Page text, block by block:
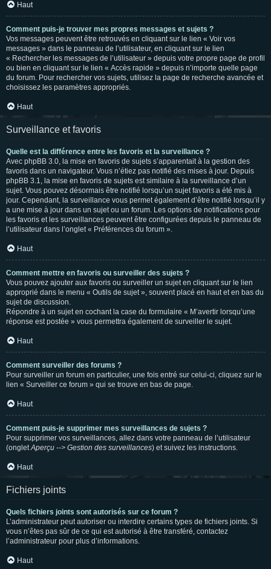
Haut
Comment puis-je trouver mes propres messages et sujets ?
Vos messages peuvent être retrouvés en cliquant sur le lien « Voir vos
messages » dans le panneau de l’utilisateur, en cliquant sur le lien
« Rechercher les messages de l’utilisateur » depuis votre propre page de profil
ou bien en cliquant sur le lien « Accès rapide » depuis n’importe quelle page
du forum. Pour rechercher vos sujets, utilisez la page de recherche avancée et
choisissez les paramètres appropriés.
Haut
Surveillance et favoris
Quelle est la différence entre les favoris et la surveillance ?
Avec phpBB 3.0, la mise en favoris de sujets s’apparentait à la gestion des
favoris dans un navigateur. Vous n’étiez pas notifié des mises à jour. Depuis
phpBB 3.1, la mise en favoris de sujets est similaire à la surveillance d’un
sujet. Vous pouvez désormais être notifié lorsqu’un sujet favoris a été mis à
jour. Cependant, la surveillance vous permet également d’être notifié lorsqu’il y
a une mise à jour dans un sujet ou un forum. Les options de notifications pour
les favoris et les surveillances peuvent être configurées depuis le panneau de
l’utilisateur dans l’onglet « Préférences du forum ».
Haut
Comment mettre en favoris ou surveiller des sujets ?
Vous pouvez ajouter aux favoris ou surveiller un sujet en cliquant sur le lien
approprié dans le menu « Outils de sujet », souvent placé en haut et en bas du
sujet de discussion.
Répondre à un sujet en cochant la case du formulaire « M’avertir lorsqu’une
réponse est postée » vous permettra également de surveiller le sujet.
Haut
Comment surveiller des forums ?
Pour surveiller un forum en particulier, une fois entré sur celui-ci, cliquez sur le
lien « Surveiller ce forum » qui se trouve en bas de page.
Haut
Comment puis-je supprimer mes surveillances de sujets ?
Pour supprimer vos surveillances, allez dans votre panneau de l’utilisateur
(ongletAperçu --> Gestion des surveillances) et suivez les instructions.
Haut
Fichiers joints
Quels fichiers joints sont autorisés sur ce forum ?
L’administrateur peut autoriser ou interdire certains types de fichiers joints. Si
vous n’êtes pas sûr de ce qui est autorisé à être transféré, contactez
l’administrateur pour plus d’informations.
Haut